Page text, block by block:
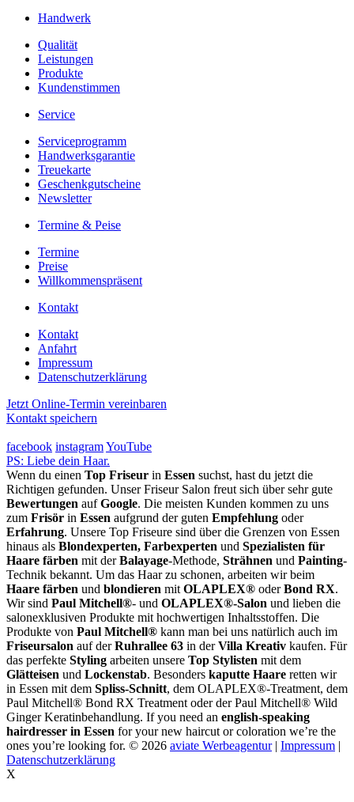
Handwerk
Qualität
Leistungen
Produkte
Kundenstimmen
Service
Serviceprogramm
Handwerksgarantie
Treuekarte
Geschenkgutscheine
Newsletter
Termine & Peise
Termine
Preise
Willkommenspräsent
Kontakt
Kontakt
Anfahrt
Impressum
Datenschutzerklärung
Jetzt Online-Termin vereinbaren
Kontakt speichern
facebook instagramYouTube
PS: Liebe dein Haar.
Wenn du einen Top Friseur in Essen suchst, hast du jetzt die
Richtigen gefunden. Unser Friseur Salon freut sich über sehr gute
Bewertungen aufGoogle. Die meisten Kunden kommen zu uns
zum Frisör in Essen aufgrund der guten Empfehlung oder
Erfahrung. Unsere Top Friseure sind über die Grenzen von Essen
hinaus als Blondexperten, Farbexperten und Spezialisten für
Haare färben mit derBalayage-Methode, Strähnen und Painting-
Technik bekannt. Um das Haar zu schonen, arbeiten wir beim
Haare färben und blondieren mit OLAPLEX® oderBond RX.
Wir sind Paul Mitchell®- und OLAPLEX®-Salon und lieben die
salonexklusiven Produkte mit hochwertigen Inhaltsstoffen. Die
Produkte von Paul Mitchell® kann man bei uns natürlich auch im
Friseursalon auf derRuhrallee 63 in derVilla Kreativ kaufen. Für
das perfekte Styling arbeiten unsere Top Stylisten mit dem
Glätteisen und Lockenstab. Besonders kaputte Haare retten wir
in Essen mit dem Spliss-Schnitt, dem OLAPLEX®-Treatment, dem
Paul Mitchell® Bond RX Treatment oder der Paul Mitchell® Wild
Ginger Keratinbehandlung. If you need an english-speaking
hairdresser in Essen for your new haircut or coloration we’re the
ones you’re looking for. © 2026 aviate Werbeagentur| Impressum |
Datenschutzerklärung
X